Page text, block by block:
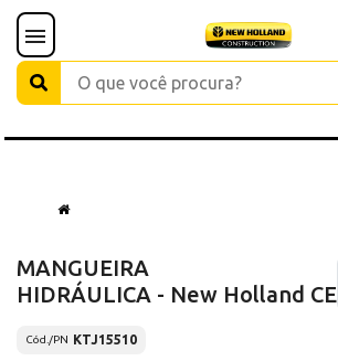
MANGUEIRA
HIDRÁULICA - New Holland CE
Cód./PN KTJ15510